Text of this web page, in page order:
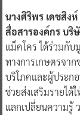
นางศิริพร เดชสิง
สื่อสารองค์กร บริ
แม็คโคร ได้ร่วมกับ
ทางการเกษตรจา
บริโภคและผู้ประก
ช่วยส่งเสริมรายได้
แลกเปลี่ยนความรู้